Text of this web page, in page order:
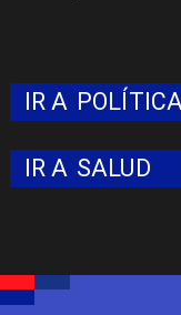
IR A POLÍTICA
IR A SALUD